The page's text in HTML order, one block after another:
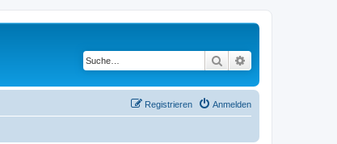
Suche
Anmelden
Registrieren